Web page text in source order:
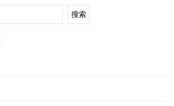
搜索